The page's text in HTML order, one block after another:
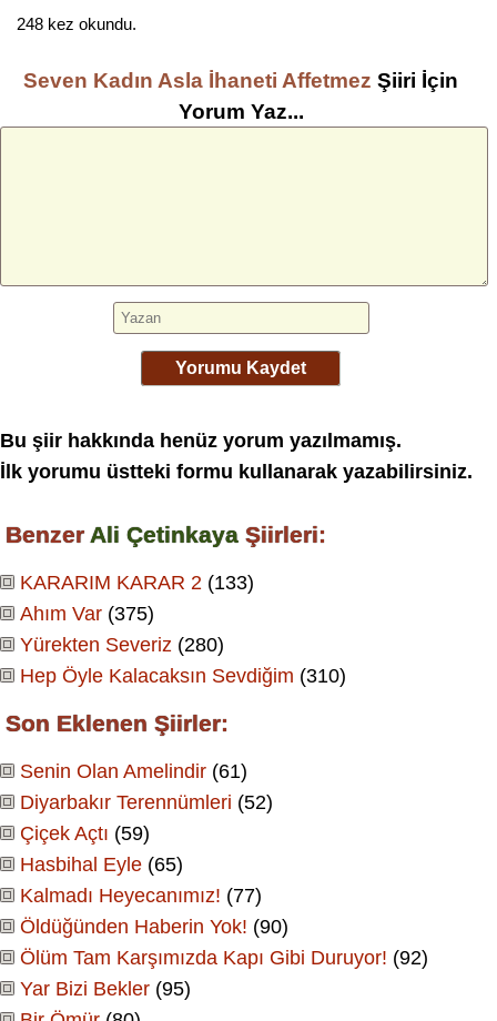
248 kez okundu.
Seven Kadın Asla İhaneti Affetmez Şiiri İçin
Yorum Yaz...
Yorumu Kaydet
Bu şiir hakkında henüz yorum yazılmamış.
İlk yorumu üstteki formu kullanarak yazabilirsiniz.
Benzer Ali Çetinkaya Şiirleri:
KARARIM KARAR 2 (133)
Ahım Var (375)
Yürekten Severiz (280)
Hep Öyle Kalacaksın Sevdiğim (310)
Son Eklenen Şiirler:
Senin Olan Amelindir (61)
Diyarbakır Terennümleri (52)
Çiçek Açtı (59)
Hasbihal Eyle (65)
Kalmadı Heyecanımız! (77)
Öldüğünden Haberin Yok! (90)
Ölüm Tam Karşımızda Kapı Gibi Duruyor! (92)
Yar Bizi Bekler (95)